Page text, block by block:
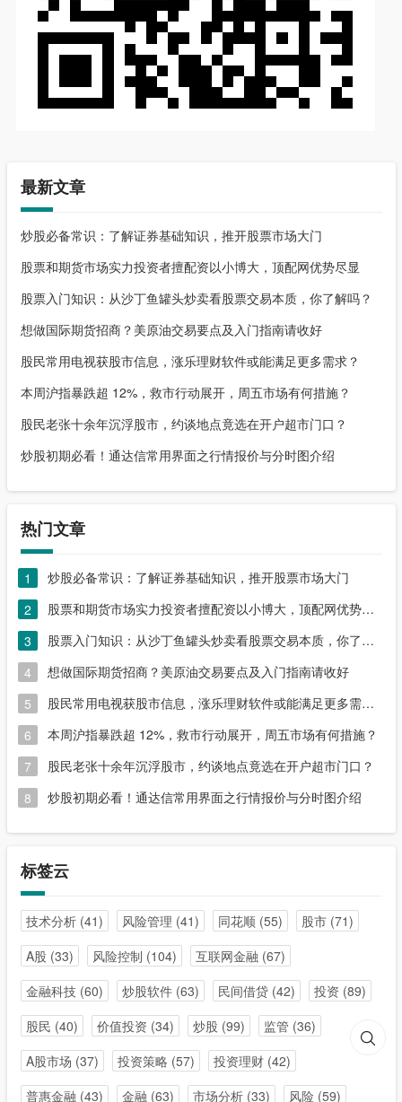
最新文章
炒股必备常识：了解证券基础知识，推开股票市场大门
股票和期货市场实力投资者擅配资以小博大，顶配网优势尽显
股票入门知识：从沙丁鱼罐头炒卖看股票交易本质，你了解吗？
想做国际期货招商？美原油交易要点及入门指南请收好
股民常用电视获股市信息，涨乐理财软件或能满足更多需求？
本周沪指暴跌超 12%，救市行动展开，周五市场有何措施？
股民老张十余年沉浮股市，约谈地点竟选在开户超市门口？
炒股初期必看！通达信常用界面之行情报价与分时图介绍
热门文章
1
炒股必备常识：了解证券基础知识，推开股票市场大门
2
股票和期货市场实力投资者擅配资以小博大，顶配网优势尽显
3
股票入门知识：从沙丁鱼罐头炒卖看股票交易本质，你了解吗？
4
想做国际期货招商？美原油交易要点及入门指南请收好
5
股民常用电视获股市信息，涨乐理财软件或能满足更多需求？
6
本周沪指暴跌超 12%，救市行动展开，周五市场有何措施？
7
股民老张十余年沉浮股市，约谈地点竟选在开户超市门口？
8
炒股初期必看！通达信常用界面之行情报价与分时图介绍
标签云
技术分析(41) 风险管理 (41) 同花顺(55) 股市(71)
A股 (33) 风险控制 (104) 互联网金融 (67)
金融科技(60) 炒股软件(63) 民间借贷(42) 投资 (89)
股民 (40) 价值投资 (34) 炒股 (99) 监管 (36)
A股市场 (37) 投资策略 (57) 投资理财(42)
普惠金融 (43) 金融 (63) 市场分析(33) 风险(59)